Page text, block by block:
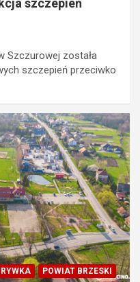
Szczurowej została
szczepień przeciwko
POWIAT BRZESKI